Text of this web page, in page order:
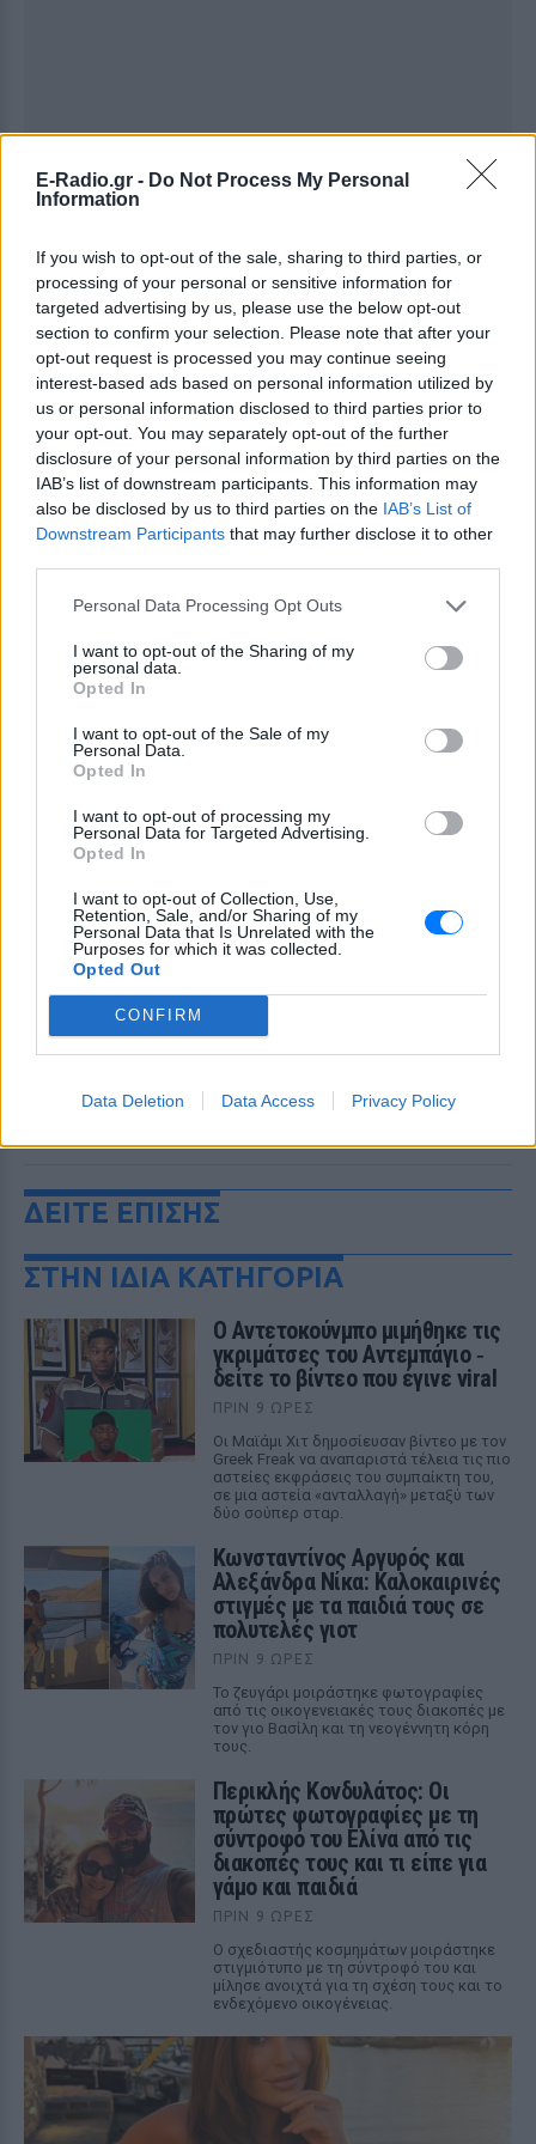
E-Radio.gr - Do Not Process My Personal
Information
If you wish to opt-out of the sale, sharing to third parties, or
processing of your personal or sensitive information for
targeted advertising by us, please use the below opt-out
section to confirm your selection. Please note that after your
opt-out request is processed you may continue seeing
interest-based ads based on personal information utilized by
us or personal information disclosed to third parties prior to
your opt-out. You may separately opt-out of the further
disclosure of your personal information by third parties on the
IAB’s list of downstream participants. This information may
also be disclosed by us to third parties on the IAB’s List of
Downstream Participants that may further disclose it to other
Personal Data Processing Opt Outs
I want to opt-out of the Sharing of my
personal data.
Opted In
I want to opt-out of the Sale of my
Personal Data.
Opted In
I want to opt-out of processing my
Personal Data for Targeted Advertising.
Opted In
I want to opt-out of Collection, Use,
Retention, Sale, and/or Sharing of my
Personal Data that Is Unrelated with the
Purposes for which it was collected.
Opted Out
CONFIRM
Data Deletion Data Access Privacy Policy
Ακολουθήστε το E-Radio.gr στο Google News
και μάθετε πρώτοιτα πιο hot νέα.
Εσύ μπήκες στο E-Daily.gr; Τα νέα της ημέρας
και ότι σου κάνει κλικ!
ΔΕΙΤΕ ΕΠΙΣΗΣ
ΣΤΗΝ ΙΔΙΑ ΚΑΤΗΓΟΡΙΑ
Ο Αντετοκούνμπο μιμήθηκε τις
γκριμάτσες του Αντεμπάγιο ‑
δείτε το βίντεο που έγινε viral
ΠΡΙΝ 9 ΏΡΕΣ
Οι Μαϊάμι Χιτ δημοσίευσαν βίντεο με τον
Greek Freak να αναπαριστά τέλεια τις πιο
αστείες εκφράσεις του συμπαίκτη του,
σε μια αστεία «ανταλλαγή» μεταξύ των
δύο σούπερ σταρ.
Κωνσταντίνος Αργυρός και
Αλεξάνδρα Νίκα: Καλοκαιρινές
στιγμές με τα παιδιά τους σε
πολυτελές γιοτ
ΠΡΙΝ 9 ΏΡΕΣ
Το ζευγάρι μοιράστηκε φωτογραφίες
από τις οικογενειακές τους διακοπές με
τον γιο Βασίλη και τη νεογέννητη κόρη
τους.
Περικλής Κονδυλάτος: Οι
πρώτες φωτογραφίες με τη
σύντροφό του Ελίνα από τις
διακοπές τους και τι είπε για
γάμο και παιδιά
ΠΡΙΝ 9 ΏΡΕΣ
Ο σχεδιαστής κοσμημάτων μοιράστηκε
στιγμιότυπο με τη σύντροφό του και
μίλησε ανοιχτά για τη σχέση τους και το
ενδεχόμενο οικογένειας.